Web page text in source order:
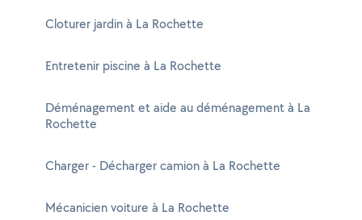
Cloturer jardin à La Rochette
Entretenir piscine à La Rochette
Déménagement et aide au déménagement à La
Rochette
Charger - Décharger camion à La Rochette
Mécanicien voiture à La Rochette